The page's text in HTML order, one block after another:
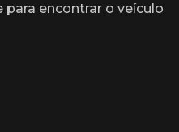
encontrar o veículo